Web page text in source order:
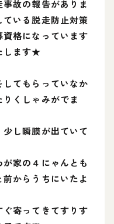
故の報告がありま
いる脱走防止対策
格になっています
します★
てもらっていなか
くしゃみがでま
し瞬膜が出ていて
家の４にゃんとも
からうちにいたよ
ぐ寄ってきてすりす